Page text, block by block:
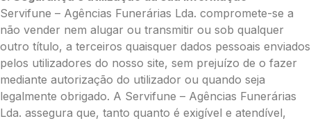
O seu email*
Mensagem a constar no cartão
Servifune – Agências Funerárias Lda. compromete-se a
não vender nem alugar ou transmitir ou sob qualquer
outro título, a terceiros quaisquer dados pessoais enviados
pelos utilizadores do nosso site, sem prejuízo de o fazer
mediante autorização do utilizador ou quando seja
legalmente obrigado. A Servifune – Agências Funerárias
Lda. assegura que, tanto quanto é exigível e atendível,